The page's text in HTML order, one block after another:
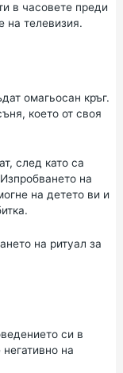
в часовете преди
на телевизия.
омагьосан кръг.
което от своя
след като са
на
на детето ви и
на ритуал за
си в
на